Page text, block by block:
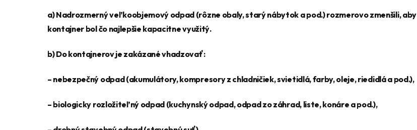
a) Nadrozmerný veľkoobjemový odpad (rôzne obaly, starý nábytok a pod.) rozmerovo zmenšili, aby
kontajner bol čo najlepšie kapacitne využitý.
b) Do kontajnerov je zakázané vhadzovať:
– nebezpečný odpad (akumulátory, kompresory z chladničiek, svietidlá, farby, oleje, riedidlá a pod.),
– biologicky rozložiteľný odpad (kuchynský odpad, odpad zo záhrad, liste, konáre a pod.),